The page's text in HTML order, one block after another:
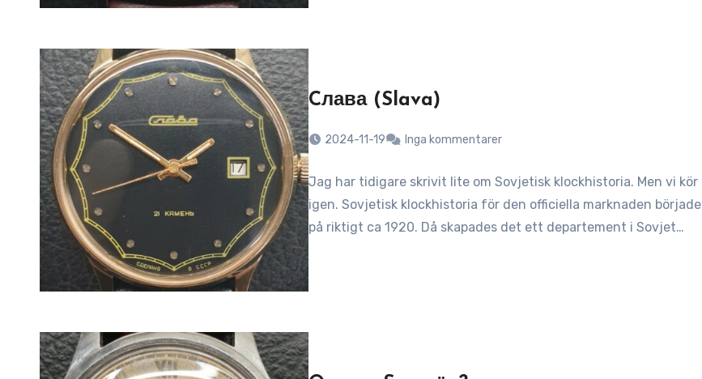
Cлава (Slava)
2024-11-19 Inga kommentarer
Jag har tidigare skrivit lite om Sovjetisk klockhistoria. Men vi kör
igen. Sovjetisk klockhistoria för den officiella marknaden började
på riktigt ca 1920. Då skapades det ett departement i Sovjet…